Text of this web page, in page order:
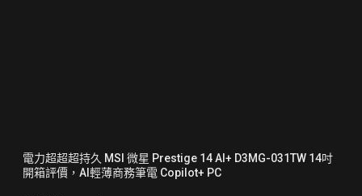
電力超超超持久 MSI 微星 Prestige 14 AI+ D3MG-031TW 14吋
開箱評價，AI輕薄商務筆電 Copilot+ PC